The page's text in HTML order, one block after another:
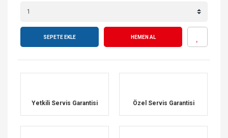
SEPETE EKLE HEMEN AL
Yetkili Servis Garantisi Özel Servis Garantisi